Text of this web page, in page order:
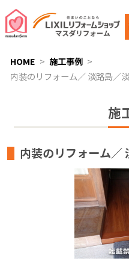
HOME
施工事例
内装のリフォーム／ 淡路島／
施
内装のリフォーム／